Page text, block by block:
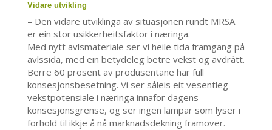
Vidare utvikling
– Den vidare utviklinga av situasjonen rundt MRSA
er ein stor usikkerheitsfaktor i næringa.
Med nytt avlsmateriale ser vi heile tida framgang på
avlssida, med ein betydeleg betre vekst og avdrått.
Berre 60 prosent av produsentane har full
konsesjonsbesetning. Vi ser såleis eit vesentleg
vekstpotensiale i næringa innafor dagens
konsesjonsgrense, og ser ingen lampar som lyser i
forhold til ikkje å nå marknadsdekning framover.